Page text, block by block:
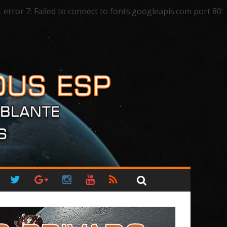
7: Failed to connect to fonts.googleapis.com port 80: